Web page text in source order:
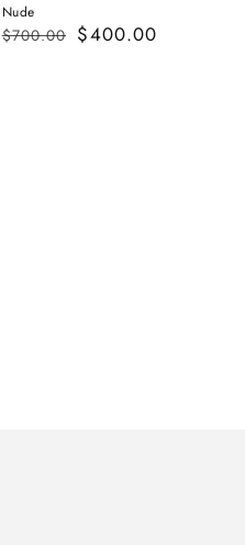
Nude
Precio
$700.00
Precio
$400.00